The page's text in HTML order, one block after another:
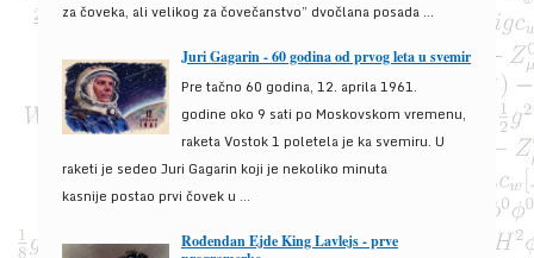
za čoveka, ali velikog za čovečanstvo” dvočlana posada ...
Juri Gagarin - 60 godina od prvog leta u svemir
Pre tačno 60 godina, 12. aprila 1961.
godine oko 9 sati po Moskovskom vremenu,
raketa Vostok 1 poletela je ka svemiru. U
raketi je sedeo Juri Gagarin koji je nekoliko minuta
kasnije postao prvi čovek u ...
Rođendan Ejde King Lavlejs - prve